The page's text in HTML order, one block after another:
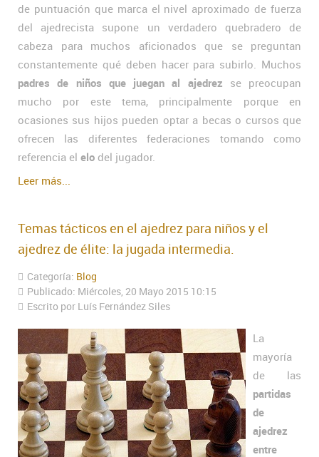
de puntuación que marca el nivel aproximado de fuerza
del ajedrecista supone un verdadero quebradero de
cabeza para muchos aficionados que se preguntan
constantemente qué deben hacer para subirlo. Muchos
padres de niños que juegan al ajedrez se preocupan
mucho por este tema, principalmente porque en
ocasiones sus hijos pueden optar a becas o cursos que
ofrecen las diferentes federaciones tomando como
referencia el elo del jugador.
Leer más...
Temas tácticos en el ajedrez para niños y el
ajedrez de élite: la jugada intermedia.
Categoría: Blog
Publicado: Miércoles, 20 Mayo 2015 10:15
Escrito por Luís Fernández Siles
La
mayoría
de las
partidas
de
ajedrez
entre